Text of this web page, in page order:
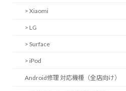
> Xiaomi
> LG
> Surface
> iPod
Android修理 対応機種（全店向け）